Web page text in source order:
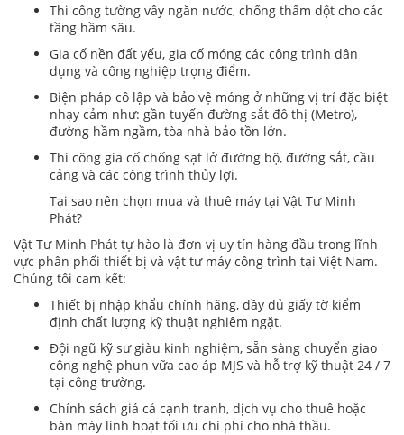
Thi công tường vây ngăn nước, chống thấm dột cho các
tầng hầm sâu.
Gia cố nền đất yếu, gia cố móng các công trình dân
dụng và công nghiệp trọng điểm.
Biện pháp cô lập và bảo vệ móng ở những vị trí đặc biệt
nhạy cảm như: gần tuyến đường sắt đô thị (Metro),
đường hầm ngầm, tòa nhà bảo tồn lớn.
Thi công gia cố chống sạt lở đường bộ, đường sắt, cầu
cảng và các công trình thủy lợi.
Tại sao nên chọn mua và thuê máy tại Vật Tư Minh
Phát?
Vật Tư Minh Phát tự hào là đơn vị uy tín hàng đầu trong lĩnh
vực phân phối thiết bị và vật tư máy công trình tại Việt Nam.
Chúng tôi cam kết:
Thiết bị nhập khẩu chính hãng, đầy đủ giấy tờ kiểm
định chất lượng kỹ thuật nghiêm ngặt.
Đội ngũ kỹ sư giàu kinh nghiệm, sẵn sàng chuyển giao
công nghệ phun vữa cao áp MJS và hỗ trợ kỹ thuật 24 / 7
tại công trường.
Chính sách giá cả cạnh tranh, dịch vụ cho thuê hoặc
bán máy linh hoạt tối ưu chi phí cho nhà thầu.